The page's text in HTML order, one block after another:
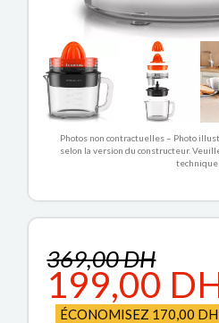
Photos non contractuelles – Photo
selon la version du constructeur.
369,00 DH
199,00
ÉCONOMISEZ 170,00 DH